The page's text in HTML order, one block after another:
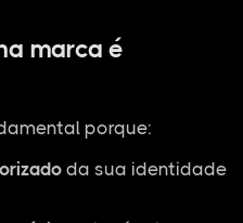
marca é
porque:
da sua identidade